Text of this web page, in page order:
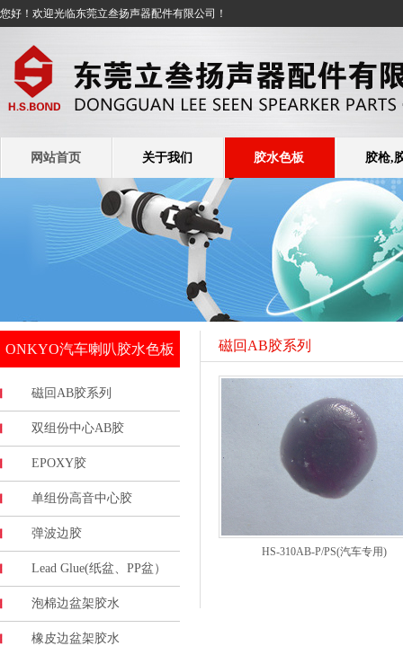
您好！欢迎光临东莞立叁扬声器配件有限公司！
网站首页 关于我们 胶水色板 胶枪,
ONKYO汽车喇叭胶水色板
磁回AB胶系列
双组份中心AB胶
EPOXY胶
单组份高音中心胶
弹波边胶
Lead Glue(纸盆、PP盆）
泡棉边盆架胶水
橡皮边盆架胶水
磁回AB胶系列
HS-310AB-P/PS(汽车专用)